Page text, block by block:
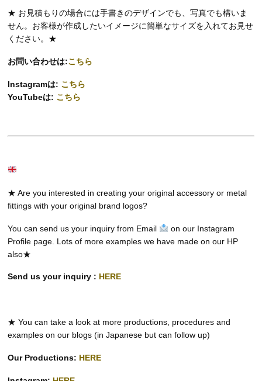
★ お見積もりの場合には手書きのデザインでも、写真でも構いま
せん。お客様が作成したいイメージに簡単なサイズを入れてお見せ
ください。★
お問い合わせは:こちら
Instagramは: こちら
YouTubeは: こちら
★ Are you interested in creating your original accessory or metal
fittings with your original brand logos?
You can send us your inquiry from Email
on our Instagram
Profile page. Lots of more examples we have made on our HP
also★
Send us your inquiry : HERE
★ You can take a look at more productions, procedures and
examples on our blogs (in Japanese but can follow up)
Our Productions: HERE